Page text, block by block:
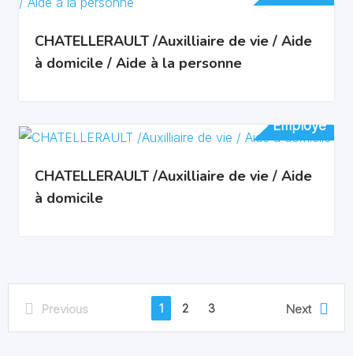
CHATELLERAULT /Auxilliaire de vie / Aide
à domicile / Aide à la personne
Employé
Employé
CHATELLERAULT /Auxilliaire de vie / Aide
à domicile
Previous 1 2 3 Next